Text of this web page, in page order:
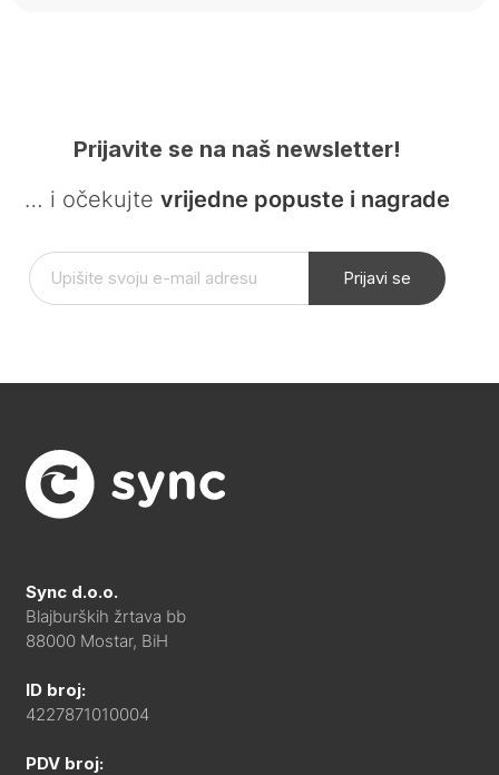
Prijavite se na naš newsletter!
… i očekujte vrijedne popuste i nagrade
Prijavi se
Sync d.o.o.
Blajburških žrtava bb
88000 Mostar, BiH
ID broj:
4227871010004
PDV broj: